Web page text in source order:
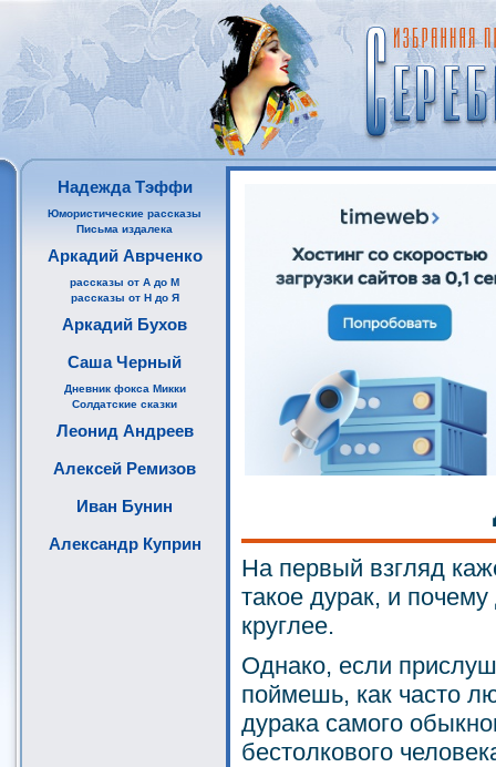
Надежда Тэффи
Юмористические рассказы
Письма издалека
Аркадий Аврченко
рассказы от А до М
рассказы от Н до Я
Аркадий Бухов
Саша Черный
Дневник фокса Микки
Солдатские сказки
Леонид Андреев
Алексей Ремизов
Иван Бунин
Александр Куприн
На первый взгляд
такое дурак, и
круглее.
Однако, если
поймешь, как часто
дурака самого
бестолкового